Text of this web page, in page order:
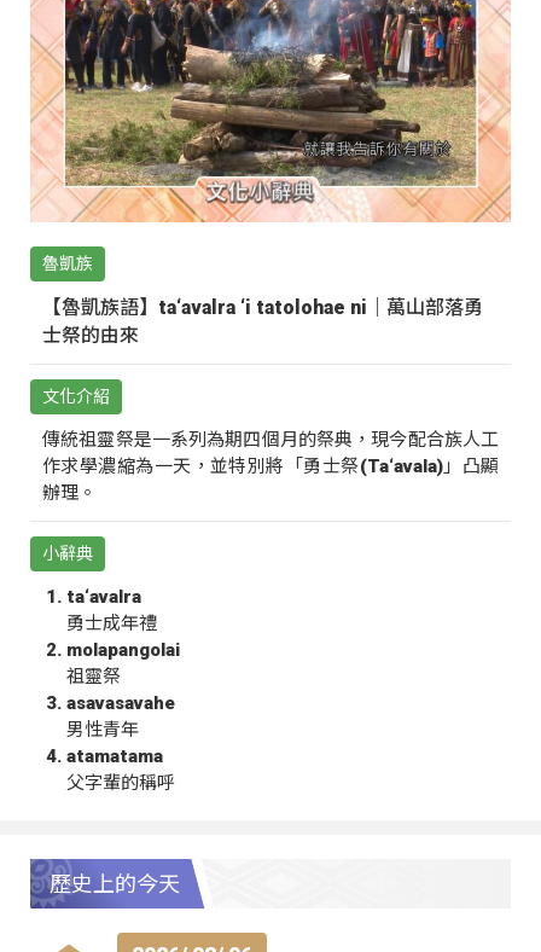
魯凱族
【魯凱族語】ta‘avalra ‘i tatolohae ni｜萬山部落勇
士祭的由來
文化介紹
傳統祖靈祭是一系列為期四個月的祭典，現今配合族人工
作求學濃縮為一天，並特別將「勇士祭(Ta‘avala)」凸顯
辦理。
小辭典
ta‘avalra
勇士成年禮
molapangolai
祖靈祭
asavasavahe
男性青年
atamatama
父字輩的稱呼
歷史上的今天